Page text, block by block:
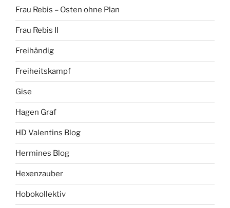
Frau Rebis – Osten ohne Plan
Frau Rebis II
Freihändig
Freiheitskampf
Gise
Hagen Graf
HD Valentins Blog
Hermines Blog
Hexenzauber
Hobokollektiv